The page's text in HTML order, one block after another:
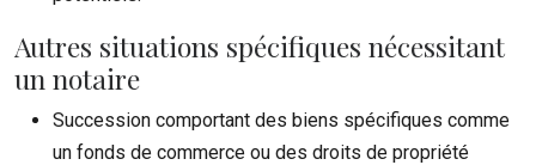
Autres situations spécifiques nécessitant
un notaire
Succession comportant des biens spécifiques comme
un fonds de commerce ou des droits de propriété